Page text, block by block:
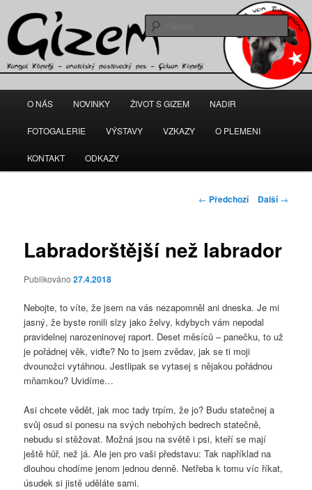
kangal-gizem.cz
navigační
Přejít
k
hlavnímu
O NÁS NOVINKY ŽIVOT S GIZEM NADIR
FOTOGALERIE VÝSTAVY VZKAZY O PLEMENI
KONTAKT ODKAZY
Navigace
← Předchozí Další→
Labradorštější než labrador
Publikováno27.4.2018
Nebojte, to víte, že jsem na vás nezapomněl ani dneska. Je mi
jasný, že byste ronili slzy jako želvy, kdybych vám nepodal
pravidelnej narozeninovej raport. Deset měsíců – panečku, to už
je pořádnej věk, viďte? No to jsem zvědav, jak se ti moji
dvounožci vytáhnou. Jestlipak se vytasej s nějakou pořádnou
mňamkou? Uvidíme…
Asi chcete vědět, jak moc tady trpím, že jo? Budu statečnej a
svůj osud si ponesu na svých nebohých bedrech statečně,
nebudu si stěžovat. Možná jsou na světě i psi, kteří se mají
ještě hůř, než já. Ale jen pro vaši představu: Tak například na
dlouhou chodíme jenom jednou denně. Netřeba k tomu víc říkat,
úsudek si jistě uděláte sami.